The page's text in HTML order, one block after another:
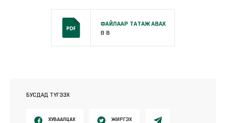
ФАЙЛААР ТАТАЖ АВАХ
0 B
БУСДАД ТҮГЭЭХ
ХУВААЛЦАХ ЖИРГЭХ